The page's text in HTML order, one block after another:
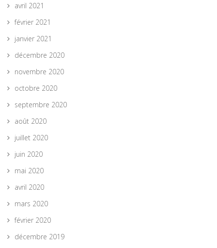
avril 2021
février 2021
janvier 2021
décembre 2020
novembre 2020
octobre 2020
septembre 2020
août 2020
juillet 2020
juin 2020
mai 2020
avril 2020
mars 2020
février 2020
décembre 2019